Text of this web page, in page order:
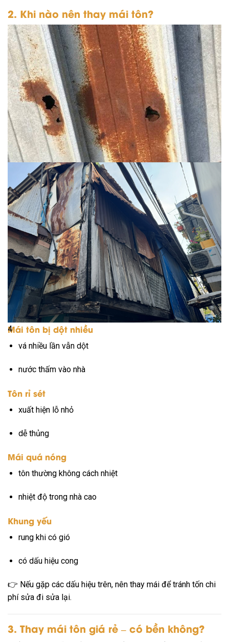
2. Khi nào nên thay mái tôn?
4
Mái tôn bị dột nhiều
vá nhiều lần vẫn dột
nước thấm vào nhà
Tôn rỉ sét
xuất hiện lỗ nhỏ
dễ thủng
Mái quá nóng
tôn thường không cách nhiệt
nhiệt độ trong nhà cao
Khung yếu
rung khi có gió
có dấu hiệu cong
👉 Nếu gặp các dấu hiệu trên, nên thay mái để tránh tốn chi
phí sửa đi sửa lại.
3. Thay mái tôn giá rẻ – có bền không?